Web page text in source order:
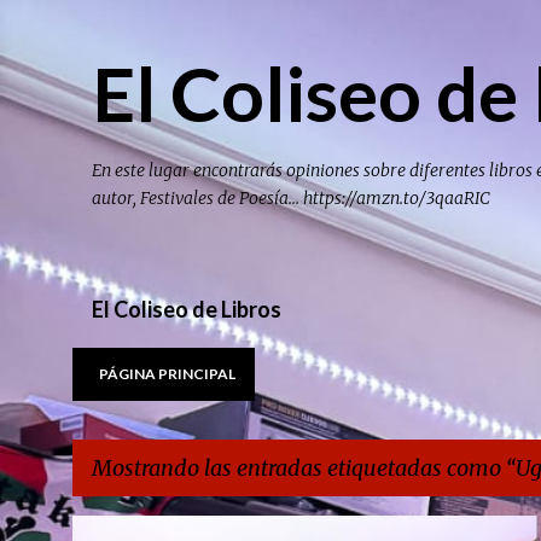
El Coliseo
En este lugar encontrarás opiniones sobre diferentes
autor, Festivales de Poesía... https://amzn.to/3qaaRIC
El Coliseo de Libros
PÁGINA PRINCIPAL
Mostrando las entradas etiquetadas como